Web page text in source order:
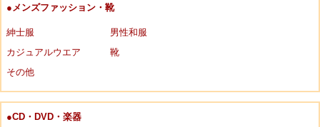
●メンズファッション・靴
紳士服
男性和服
カジュアルウエア
靴
その他
●CD・DVD・楽器